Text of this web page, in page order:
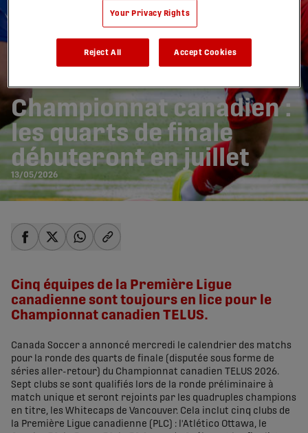
Championnat canadien :
les quarts de finale
débuteront en juillet
13/05/2026
Cinq équipes de la Première Ligue
canadienne sont toujours en lice pour le
Championnat canadien TELUS.
Canada Soccer a annoncé mercredi le calendrier des matchs
pour la ronde des quarts de finale (disputée sous forme de
séries aller-retour) du Championnat canadien TELUS 2026.
Sept clubs se sont qualifiés lors de la ronde préliminaire à
match unique et seront rejoints par les quadruples champions
en titre, les Whitecaps de Vancouver. Cela inclut cinq clubs de
la Première Ligue canadienne (PLC) : l'Atlético Ottawa, le
Your Privacy Rights
Reject All Accept Cookies